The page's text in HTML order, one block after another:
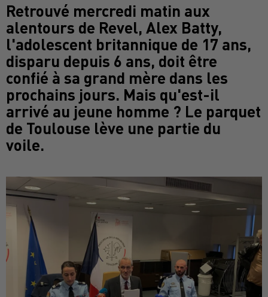
Retrouvé mercredi matin aux
alentours de Revel, Alex Batty,
l'adolescent britannique de 17 ans,
disparu depuis 6 ans, doit être
confié à sa grand mère dans les
prochains jours. Mais qu'est-il
arrivé au jeune homme ? Le parquet
de Toulouse lève une partie du
voile.